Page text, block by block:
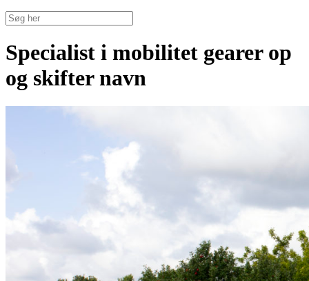
Specialist i mobilitet gearer op
og skifter navn